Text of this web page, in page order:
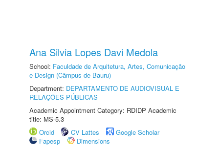
Ana Silvia Lopes Davi Medola
School: Faculdade de Arquitetura, Artes, Comunicação
e Design (Câmpus de Bauru)
Department: DEPARTAMENTO DE AUDIOVISUAL E
RELAÇÕES PÚBLICAS
Academic Appointment Category: RDIDP Academic
title: MS-5.3
Orcid
CV Lattes
Google Scholar
Fapesp
Dimensions